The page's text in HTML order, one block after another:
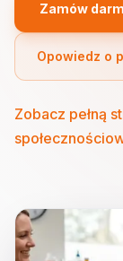
Zamów
Opowiedz o
Zobacz pełną